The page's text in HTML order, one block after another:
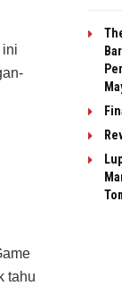
ini
tahu